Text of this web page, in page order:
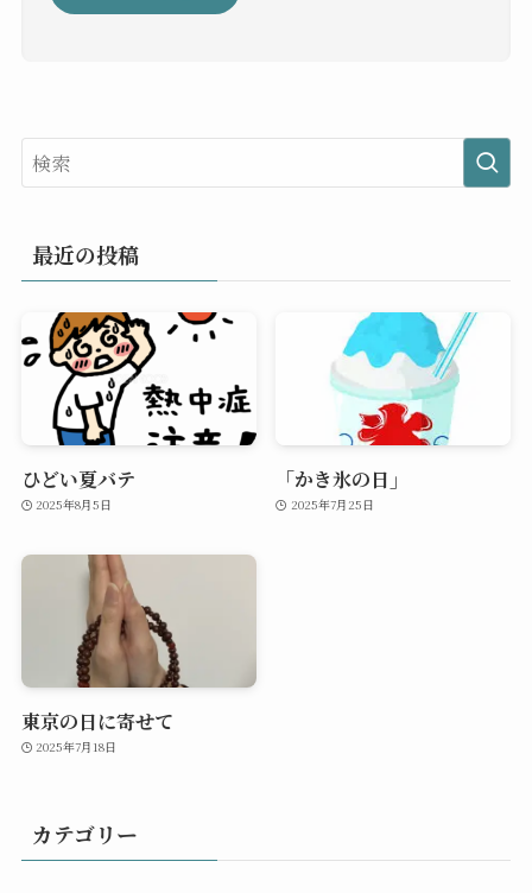
最近の投稿
ひどい夏バテ
2025年8月5日
「かき氷の日」
2025年7月25日
東京の日に寄せて
2025年7月18日
カテゴリー